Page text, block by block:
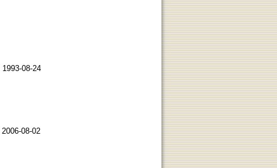
1993-08-24
2006-08-02